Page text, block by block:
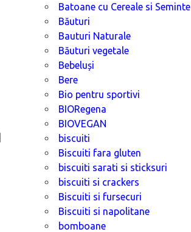
Batoane cu Cereale si Seminte
Băuturi
Bauturi Naturale
Băuturi vegetale
Bebeluși
Bere
Bio pentru sportivi
BIORegena
BIOVEGAN
biscuiti
Biscuiti fara gluten
biscuiti sarati si sticksuri
biscuiti si crackers
Biscuiti si fursecuri
Biscuiti si napolitane
bomboane